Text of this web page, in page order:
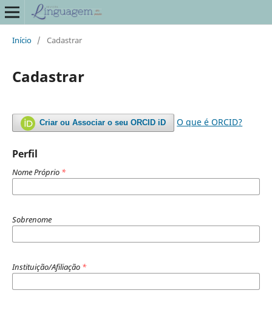
Início / Cadastrar
Cadastrar
Criar ou Associar o seu ORCID iD O que é ORCID?
Perfil
Nome Próprio *
Sobrenome
Instituição/Afiliação *